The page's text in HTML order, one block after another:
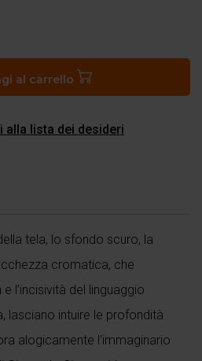
al carrello
alla lista dei desideri
tela, lo sfondo scuro, la
cromatica, che
l’incisività del linguaggio
lasciano intuire le profondità
alogicamente l’immaginario